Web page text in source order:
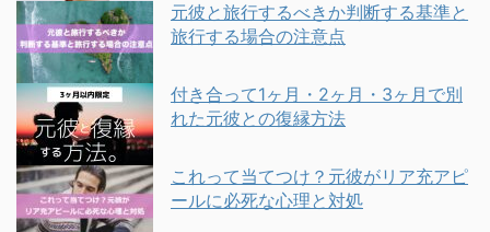
元彼と旅行するべきか判断する基準と
旅行する場合の注意点
付き合って1ヶ月・2ヶ月・3ヶ月で別
れた元彼との復縁方法
これって当てつけ？元彼がリア充アピ
ールに必死な心理と対処